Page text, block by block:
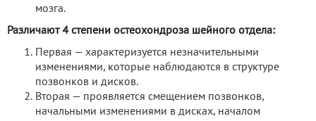
мозга.
Различают 4 степени остеохондроза шейного отдела:
Первая — характеризуется незначительными
изменениями, которые наблюдаются в структуре
позвонков и дисков.
Вторая — проявляется смещением позвонков,
начальными изменениями в дисках, началом